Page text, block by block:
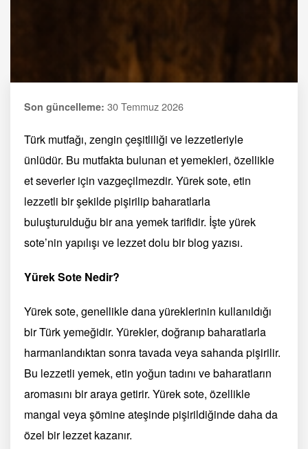
Son güncelleme: 30 Temmuz 2026
Türk mutfağı, zengin çeşitliliği ve lezzetleriyle
ünlüdür. Bu mutfakta bulunan et yemekleri, özellikle
et severler için vazgeçilmezdir. Yürek sote, etin
lezzetli bir şekilde pişirilip baharatlarla
buluşturulduğu bir ana yemek tarifidir. İşte yürek
sote’nin yapılışı ve lezzet dolu bir blog yazısı.
Yürek Sote Nedir?
Yürek sote, genellikle dana yüreklerinin kullanıldığı
bir Türk yemeğidir. Yürekler, doğranıp baharatlarla
harmanlandıktan sonra tavada veya sahanda pişirilir.
Bu lezzetli yemek, etin yoğun tadını ve baharatların
aromasını bir araya getirir. Yürek sote, özellikle
mangal veya şömine ateşinde pişirildiğinde daha da
özel bir lezzet kazanır.